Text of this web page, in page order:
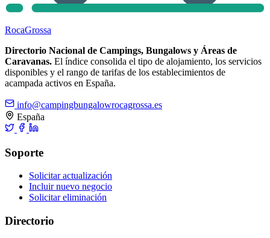
RocaGrossa
Directorio Nacional de Campings, Bungalows y Áreas de
Caravanas. El índice consolida el tipo de alojamiento, los servicios
disponibles y el rango de tarifas de los establecimientos de
acampada activos en España.
info@campingbungalowrocagrossa.es
España
Soporte
Solicitar actualización
Incluir nuevo negocio
Solicitar eliminación
Directorio